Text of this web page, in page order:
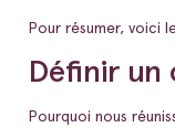
Pour résumer, voici
Définir
Pourquoi nous